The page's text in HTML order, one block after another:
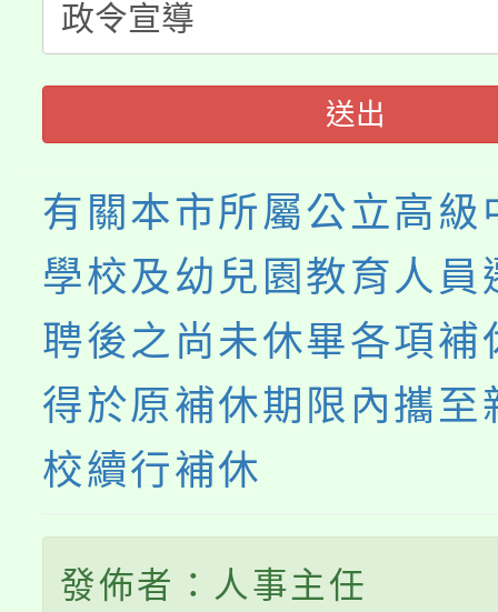
代理(課)教師甄選結果(
轉知中國文化大學推廣
《TA101》溝通分析基
心理、諮商輔導、社會
系所師生報名參加。
送出
有關本市所屬公立高級
學校及幼兒園教育人員
聘後之尚未休畢各項補
得於原補休期限內攜至
校續行補休
發佈者：人事主任